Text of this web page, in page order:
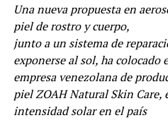
Una nueva propuesta en
piel de rostro y cuerpo,
junto a un sistema de
exponerse al sol, ha colocado
empresa venezolana de
piel ZOAH Natural Skin Care,
intensidad solar en el país